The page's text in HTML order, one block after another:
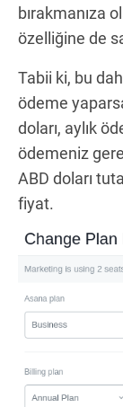
bırakmanıza
özelliğine de
Tabii ki, bu
ödeme
doları, aylık
ödemeniz
ABD doları
fiyat.